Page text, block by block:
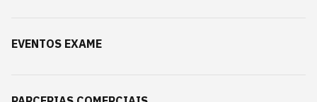
EVENTOS EXAME